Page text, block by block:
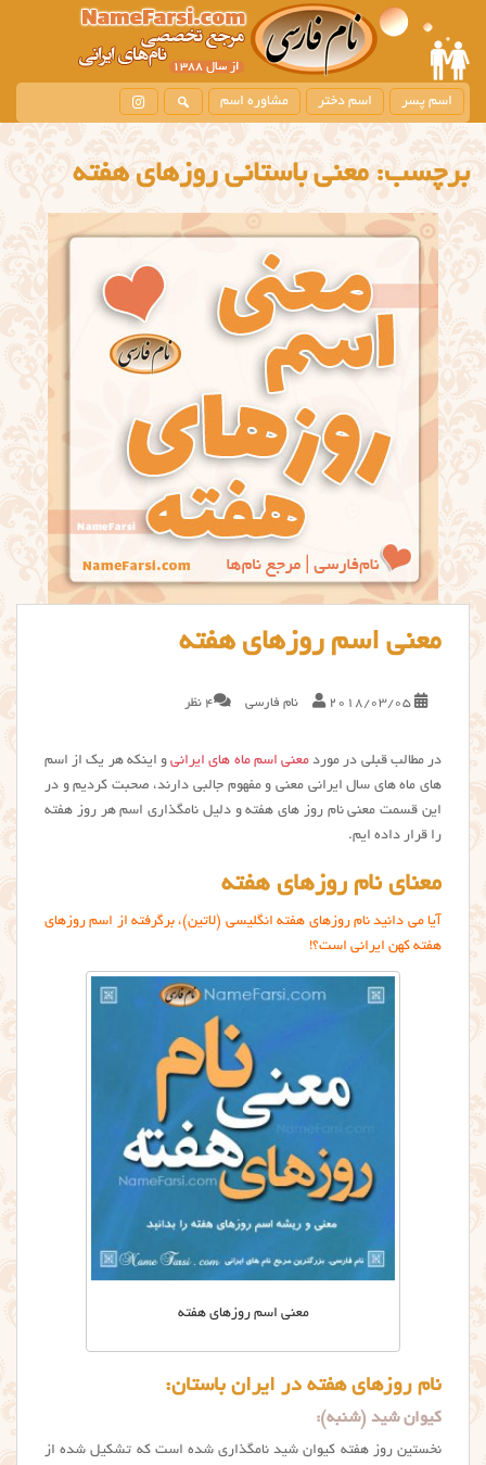
m
i
c
n
t
اسم پسر اسم دختر مشاوره اسم
برچسب:معنی باستانی روزهای هفته
معنی اسم روزهای هفته
2018/03/05 نام فارسی 4 نظر
در مطالب قبلی در مورد معنی اسم ماه های ایرانیو اینکه هر یک از اسم
های ماه های سال ایرانی معنی و مفهوم جالبی دارند، صحبت کردیم و در
این قسمت معنی نام روز های هفته و دلیل نامگذاری اسم هر روز هفته
را قرار داده ایم.
معنای نام روزهای هفته
آیا می دانید نام روزهای هفته‌ انگلیسی (لاتین)، برگرفته از اسم روزهای
هفته کهن ایرانی است؟!
معنی اسم روزهای هفته
نام روزهای هفته در ایران باستان:
کیوان شید (شنبه):
نخستین روز هفته کیوان شید نامگذاری شده است که تشکیل شده از